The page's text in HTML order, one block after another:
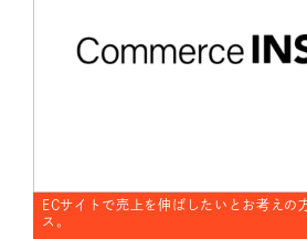
ECサイトで売上を伸ばしたいとお考えの
ス。